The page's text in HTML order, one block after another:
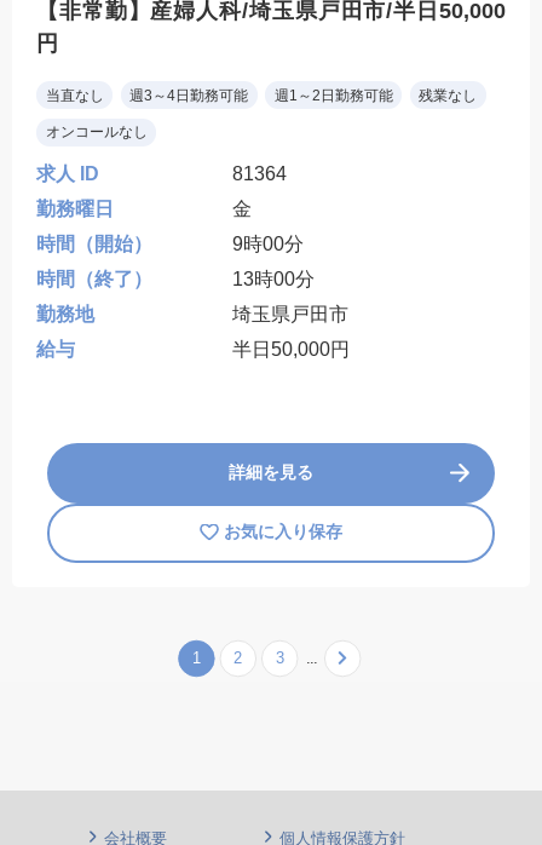
【非常勤】産婦人科/埼玉県戸田市/半日50,000
円
当直なし 週3～4日勤務可能 週1～2日勤務可能 残業なし
オンコールなし
求人 ID
81364
勤務曜日
金
時間（開始）
9時00分
時間（終了）
13時00分
勤務地
埼玉県戸田市
給与
半日50,000円
詳細を見る
お気に入り保存
1 2 3 Next
会社概要 個人情報保護方針